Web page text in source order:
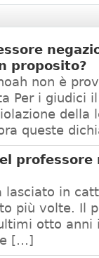
proposito?
non è
Per i giudici
della
queste
professore
lasciato in
più volte. Il
otto anni
[…]